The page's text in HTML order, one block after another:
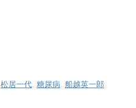
松居一代, 糖尿病, 船越英一郎